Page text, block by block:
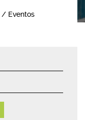
Eventos